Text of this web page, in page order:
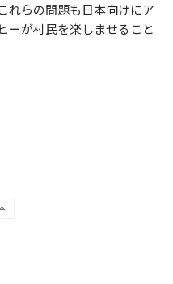
れらの問題も日本向けにア
ーが村民を楽しませること